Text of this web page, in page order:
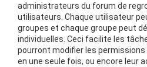
administrateurs du forum de
utilisateurs. Chaque utilisateur
groupes et chaque groupe peut
individuelles. Ceci facilite les
pourront modifier les
en une seule fois, ou encore leur